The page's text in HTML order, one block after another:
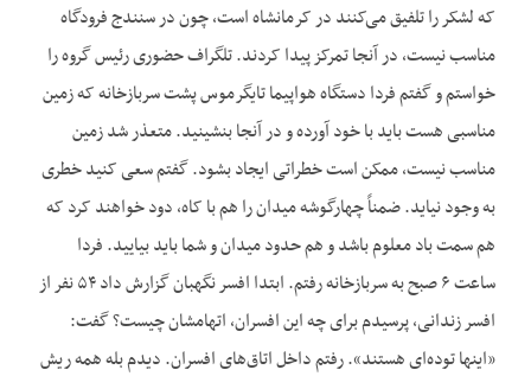
که لشکر را تلفیق می‌کنند در کرمانشاه است، چون در سنندج فرودگاه
مناسب نیست، در آنجا تمرکز پیدا کردند. تلگراف حضوری رئیس گروه را
خواستم و گفتم فردا دستگاه هواپیما تایگرموس پشت سربازخانه که زمین
مناسبی هست باید با خود آورده و در آنجا بنشینید. متعذر شد زمین
مناسب نیست، ممکن است خطراتی ایجاد بشود. گفتم سعی کنید خطری
به وجود نیاید. ضمناً چهارگوشه میدان را هم با کاه، دود خواهند کرد که
هم سمت باد معلوم باشد و هم حدود میدان و شما باید بیایید. فردا
ساعت ۶ صبح به سربازخانه رفتم. ابتدا افسر نگهبان گزارش داد ۵۴ نفر از
افسر زندانی، پرسیدم برای چه این افسران، اتهامشان چیست؟ گفت:
«اینها توده‌ای هستند». رفتم داخل اتاق‌های افسران. دیدم بله همه ریش